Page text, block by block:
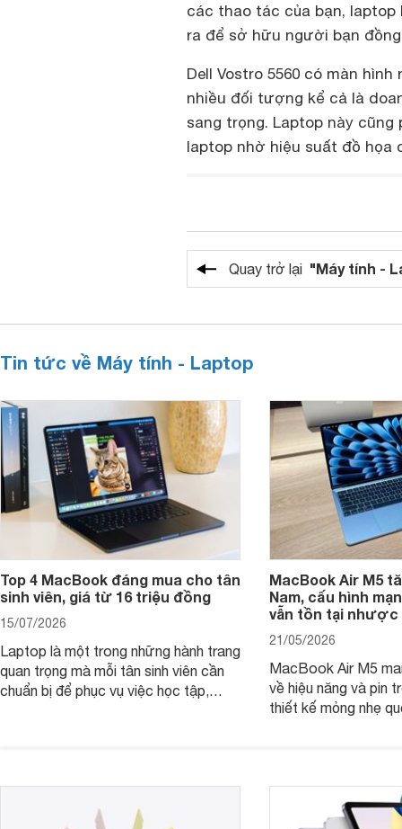
các thao tác của bạn,
ra để sở hữu người bạn
Dell Vostro 5560 có màn
nhiều đối tượng kể cả là
sang trọng. Laptop này
laptop nhờ hiệu suất đồ họa
Quay trở lại "Máy tính -
Tin tức về Máy tính - Laptop
Top 4 MacBook đáng mua cho tân
sinh viên, giá từ 16 triệu đồng
15/07/2026
Laptop là một trong những hành trang
quan trọng mà mỗi tân sinh viên cần
chuẩn bị để phục vụ việc học tập,
MacBook đáng cân nhắc dành cho
MacBook Air M5
Nam, cấu hình
vẫn tồn tại nhược
21/05/2026
MacBook Air M5
về hiệu năng và pin
thiết kế mỏng nhẹ